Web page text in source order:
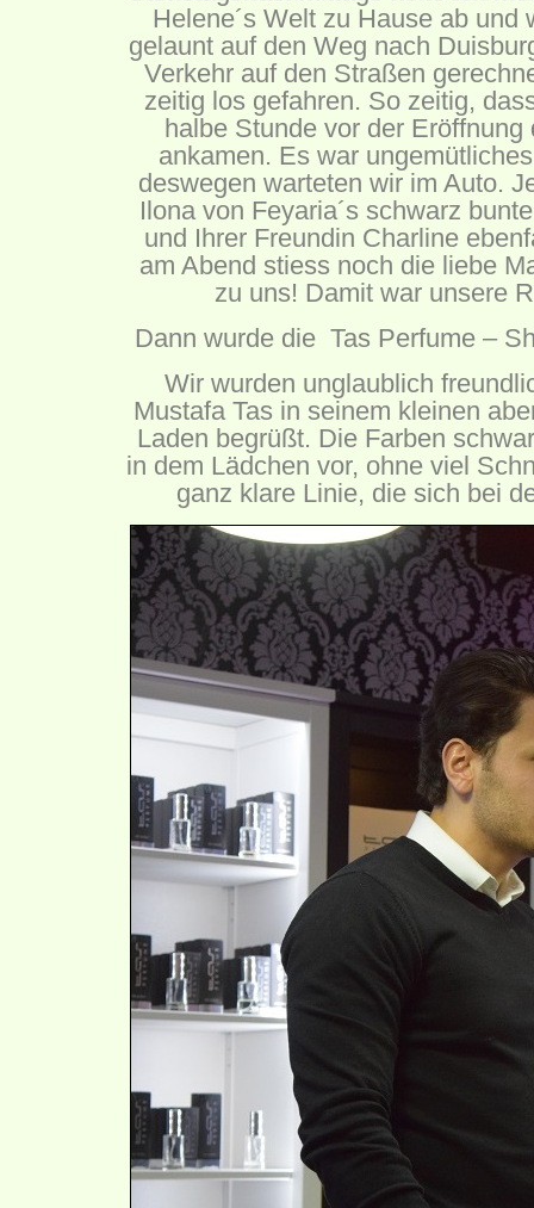
Helene´s Welt zu Hause ab und
gelaunt auf den Weg nach
Verkehr auf den Straßen
zeitig los gefahren. So zeitig,
halbe Stunde vor der
ankamen. Es war
deswegen warteten wir im Auto.
Ilona von Feyaria´s schwarz
und Ihrer Freundin Charline
am Abend stiess noch die liebe
zu uns! Damit war unsere
Dann wurde die Tas Perfume –
Wir wurden unglaublich
Mustafa Tas in seinem kleinen
Laden begrüßt. Die Farben
in dem Lädchen vor, ohne viel
ganz klare Linie, die sich bei